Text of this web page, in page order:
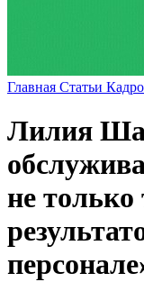
Главная Статьи
Лилия
не только